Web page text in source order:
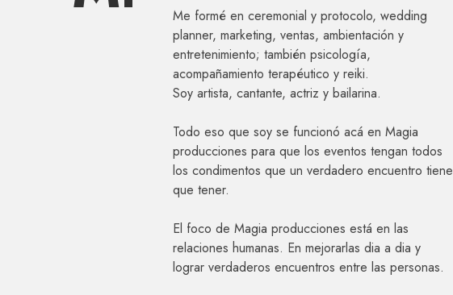
Me formé en ceremonial y protocolo, wedding
planner, marketing, ventas, ambientación y
entretenimiento; también psicología,
acompañamiento terapéutico y reiki.
Soy artista, cantante, actriz y bailarina.
Todo eso que soy se funcionó acá en Magia
producciones para que los eventos tengan todos
los condimentos que un verdadero encuentro tiene
que tener.
El foco de Magia producciones está en las
relaciones humanas. En mejorarlas dia a dia y
lograr verdaderos encuentros entre las personas.